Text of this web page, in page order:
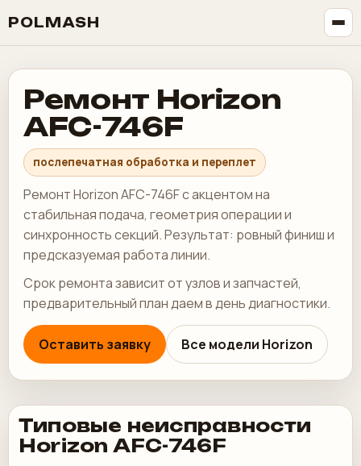
POLMASH
Ремонт Horizon
AFC-746F
послепечатная обработка и переплет
Ремонт Horizon AFC-746F с акцентом на
стабильная подача, геометрия операции и
синхронность секций. Результат: ровный финиш и
предсказуемая работа линии.
Срок ремонта зависит от узлов и запчастей,
предварительный план даем в день диагностики.
Оставить заявку Все модели Horizon
Типовые неисправности
Horizon AFC-746F